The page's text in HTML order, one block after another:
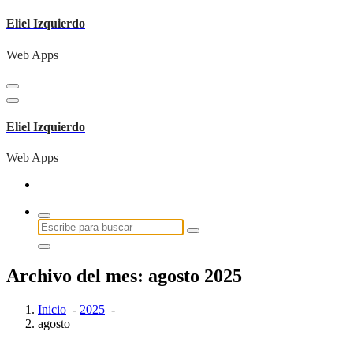
Saltar
contenido
Eliel Izquierdo
Web Apps
Eliel Izquierdo
Web Apps
Buscar:
Archivo del mes: agosto 2025
Inicio - 2025 -
agosto